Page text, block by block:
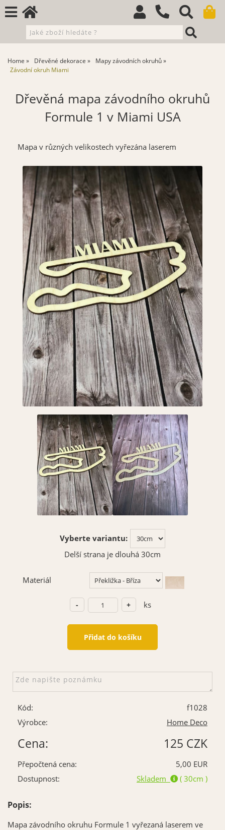
Home Dřevěné dekorace
Mapy závodních okruhů
Závodní okruh Miami
Dřevěná mapa závodního okruhů
Formule 1 v Miami USA
Mapa v různých velikostech vyřezána laserem
Vyberte variantu:
Delší strana je dlouhá 30cm
Materiál
ks
Kód:
f1028
Výrobce:
Home Deco
Cena: 125 CZK
Přepočtená cena:
5,00 EUR
Dostupnost:
Skladem ( 30cm )
Popis:
Mapa závodního okruhu Formule 1 vyřezaná laserem ve